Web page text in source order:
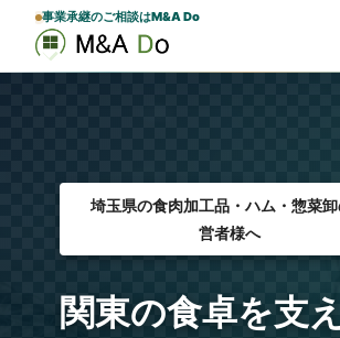
事業承継のご相談はM&A Do
埼玉県の食肉加工品・ハム・惣菜
営者様へ
関東の食卓を支